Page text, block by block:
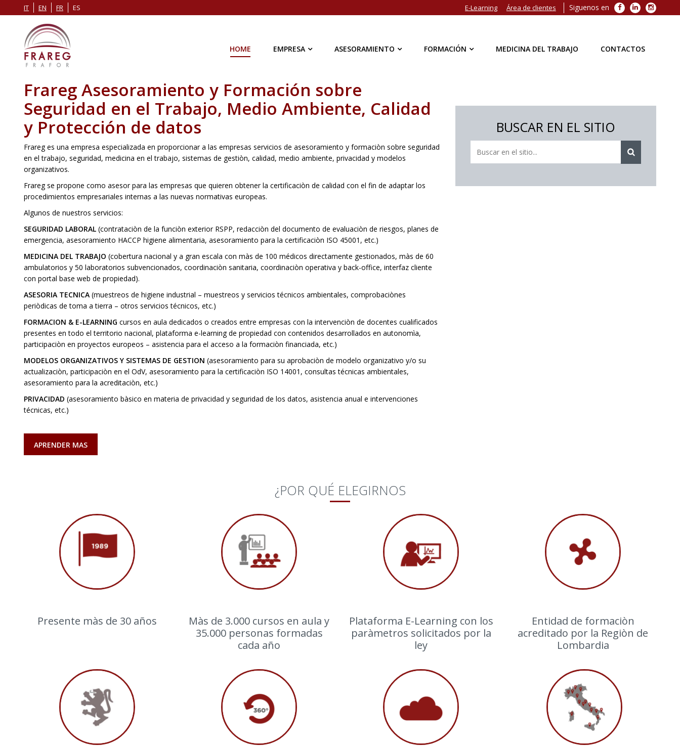
IT EN FR ES Siguenos en Facebook
LinkedIn
E-Learning Área de clientes
HOME EMPRESA ASESORAMIENTO FORMACIÓN MEDICINA DEL TRABAJO CONTACTOS
Frareg Asesoramiento y Formación sobre
Seguridad en el Trabajo, Medio Ambiente, Calidad
y Protección de datos
Frareg es una empresa especializada en proporcionar a las empresas servicios de asesoramiento y formaciòn sobre seguridad
en el trabajo, seguridad, medicina en el trabajo, sistemas de gestiòn, calidad, medio ambiente, privacidad y modelos
organizativos.
Frareg se propone como asesor para las empresas que quieren obtener la certificaciòn de calidad con el fin de adaptar los
procedimientos empresariales internas a las nuevas normativas europeas.
Algunos de nuestros servicios:
SEGURIDAD LABORAL (contrataciòn de la funciòn exterior RSPP, redacciòn del documento de evaluaciòn de riesgos, planes de
emergencia, asesoramiento HACCP higiene alimentaria, asesoramiento para la certificaciòn ISO 45001, etc.)
MEDICINA DEL TRABAJO (cobertura nacional y a gran escala con màs de 100 médicos directamente gestionados, màs de 60
ambulatorios y 50 laboratorios subvencionados, coordinaciòn sanitaria, coordinaciòn operativa y back-office, interfaz cliente
con portal base web de propiedad).
ASESORIA TECNICA (muestreos de higiene industrial – muestreos y servicios técnicos ambientales, comprobaciònes
periòdicas de toma a tierra – otros servicios técnicos, etc.)
FORMACION & E-LEARNING cursos en aula dedicados o creados entre empresas con la intervenciòn de docentes cualificados
presentes en todo el territorio nacional, plataforma e-learning de propiedad con contenidos desarrollados en autonomìa,
participaciòn en proyectos europeos – asistencia para el acceso a la formaciòn financiada, etc.)
MODELOS ORGANIZATIVOS Y SISTEMAS DE GESTION (asesoramiento para su aprobaciòn de modelo organizativo y/o su
actualizaciòn, participaciòn en el OdV, asesoramiento para la certificaciòn ISO 14001, consultas técnicas ambientales,
asesoramiento para la acreditaciòn, etc.)
PRIVACIDAD (asesoramiento bàsico en materia de privacidad y seguridad de los datos, asistencia anual e intervenciones
técnicas, etc.)
APRENDER MAS
BUSCAR EN EL SITIO
¿POR QUÉ ELEGIRNOS
Presente màs de 30 años
Màs de 3.000 cursos en aula y
35.000 personas formadas
cada año
Plataforma E-Learning con los
paràmetros solicitados por la
ley
Entidad de formaciòn
acreditado por la Regiòn de
Lombardia